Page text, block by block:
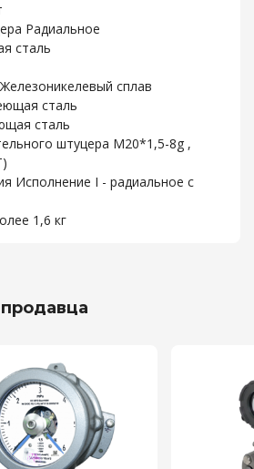
Радиальное
сталь
сплав
сталь
сталь
штуцера М20*1,5-8g ,
Исполнение I - радиальное с
1,6 кг